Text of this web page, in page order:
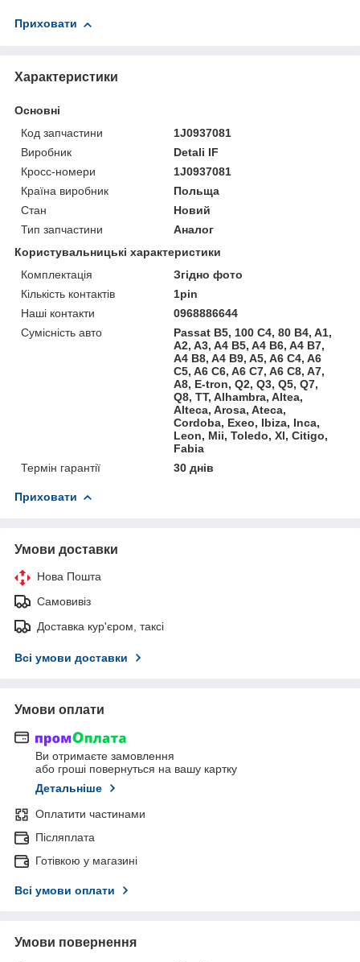
Приховати
Характеристики
Основні
Код запчастини
1J0937081
Виробник
Detali IF
Кросс-номери
1J0937081
Країна виробник
Польща
Стан
Новий
Тип запчастини
Аналог
Користувальницькі характеристики
Комплектація
Згідно фото
Кількість контактів
1pin
Наші контакти
0968886644
Сумісність авто
Passat B5, 100 C4, 80 B4, A1,
A2, A3, A4 B5, A4 B6, A4 B7,
A4 B8, A4 B9, A5, A6 C4, A6
C5, A6 C6, A6 C7, A6 C8, A7,
A8, E-tron, Q2, Q3, Q5, Q7,
Q8, TT, Alhambra, Altea,
Alteca, Arosa, Ateca,
Cordoba, Exeo, Ibiza, Inca,
Leon, Mii, Toledo, Xl, Citigo,
Fabia
Термін гарантії
30 днів
Приховати
Умови доставки
Нова Пошта
Самовивіз
Доставка кур'єром, таксі
Всі умови доставки
Умови оплати
Ви отримаєте замовлення
або гроші повернуться на вашу картку
Детальніше
Оплатити частинами
Післяплата
Готівкою у магазині
Всі умови оплати
Умови повернення